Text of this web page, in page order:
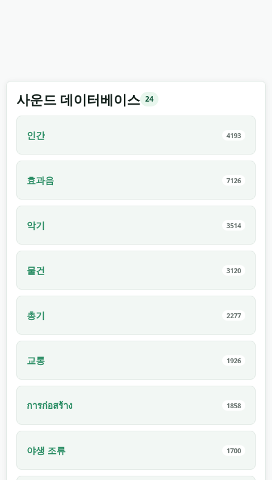
사운드 데이터베이스 24
인간 4193
효과음 7126
악기 3514
물건 3120
총기 2277
교통 1926
การก่อสร้าง 1858
야생 조류 1700